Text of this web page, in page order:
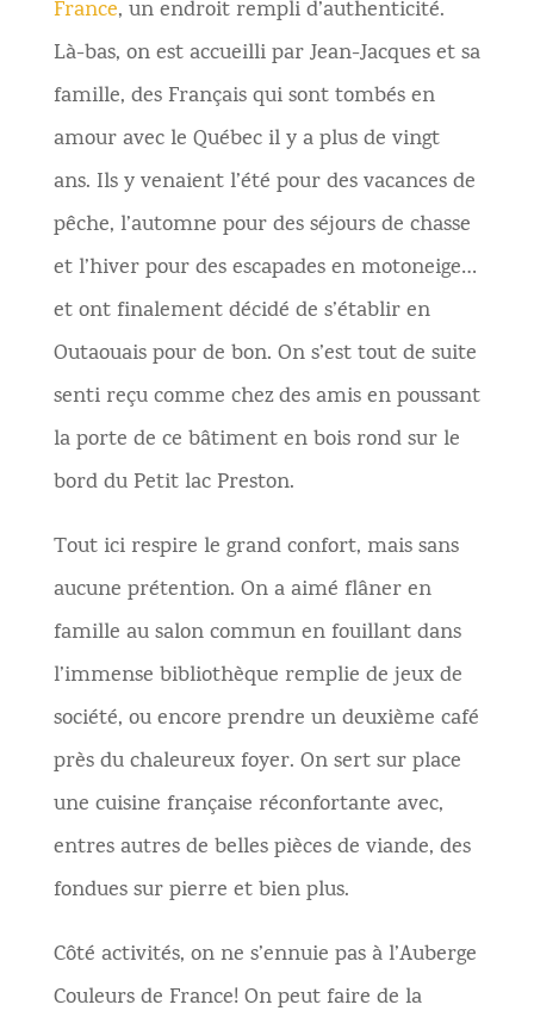
France, un endroit rempli d’authenticité.
Là-bas, on est accueilli par Jean-Jacques et sa
famille, des Français qui sont tombés en
amour avec le Québec il y a plus de vingt
ans. Ils y venaient l’été pour des vacances de
pêche, l’automne pour des séjours de chasse
et l’hiver pour des escapades en motoneige…
et ont finalement décidé de s’établir en
Outaouais pour de bon. On s’est tout de suite
senti reçu comme chez des amis en poussant
la porte de ce bâtiment en bois rond sur le
bord du Petit lac Preston.
Tout ici respire le grand confort, mais sans
aucune prétention. On a aimé flâner en
famille au salon commun en fouillant dans
l’immense bibliothèque remplie de jeux de
société, ou encore prendre un deuxième café
près du chaleureux foyer. On sert sur place
une cuisine française réconfortante avec,
entres autres de belles pièces de viande, des
fondues sur pierre et bien plus.
Côté activités, on ne s’ennuie pas à l’Auberge
Couleurs de France! On peut faire de la